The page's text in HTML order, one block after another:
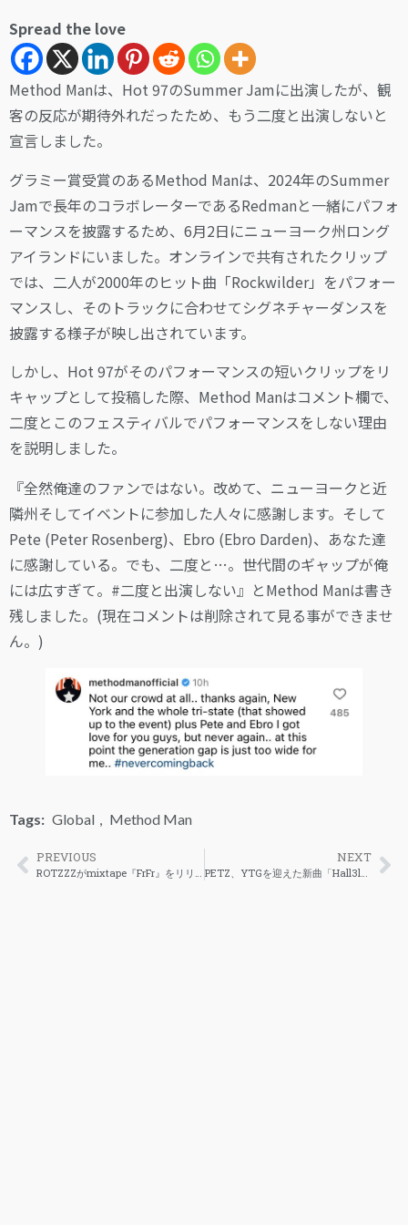
Spread the love
Method Manは、Hot 97のSummer Jamに出演したが、観
客の反応が期待外れだったため、もう二度と出演しないと
宣言しました。
グラミー賞受賞のあるMethod Manは、2024年のSummer
Jamで長年のコラボレーターであるRedmanと一緒にパフォ
ーマンスを披露するため、6月2日にニューヨーク州ロング
アイランドにいました。オンラインで共有されたクリップ
では、二人が2000年のヒット曲「Rockwilder」をパフォー
マンスし、そのトラックに合わせてシグネチャーダンスを
披露する様子が映し出されています。
しかし、Hot 97がそのパフォーマンスの短いクリップをリ
キャップとして投稿した際、Method Manはコメント欄で、
二度とこのフェスティバルでパフォーマンスをしない理由
を説明しました。
『全然俺達のファンではない。改めて、ニューヨークと近
隣州そしてイベントに参加した人々に感謝します。そして
Pete (Peter Rosenberg)、Ebro (Ebro Darden)、あなた達
に感謝している。でも、二度と…。世代間のギャップが俺
には広すぎて。#二度と出演しない』とMethod Manは書き
残しました。(現在コメントは削除されて見る事ができませ
ん。)
Tags: Global , Method Man
PREVIOUS
ROTZZZがmixtape『FrFr』をリリース、収録曲「Real Talk」のMVも公開
NEXT
PETZ、YTGを迎えた新曲「Hall3lujah (feat. YTG)」を公開